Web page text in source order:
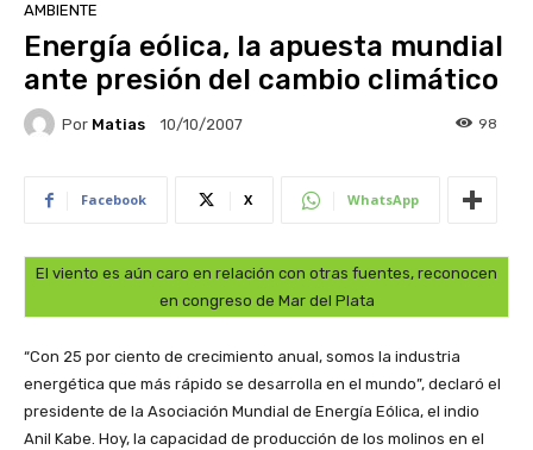
AMBIENTE
Energía eólica, la apuesta mundial
ante presión del cambio climático
Por Matias 10/10/2007 98
Facebook X WhatsApp
El viento es aún caro en relación con otras fuentes, reconocen
en congreso de Mar del Plata
“Con 25 por ciento de crecimiento anual, somos la industria
energética que más rápido se desarrolla en el mundo”, declaró el
presidente de la Asociación Mundial de Energía Eólica, el indio
Anil Kabe. Hoy, la capacidad de producción de los molinos en el